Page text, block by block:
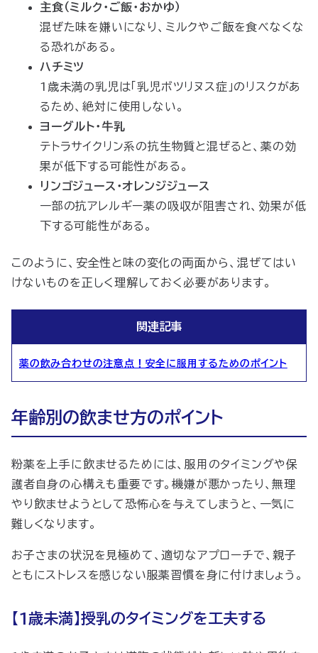
主食（ミルク・ご飯・おかゆ）
混ぜた味を嫌いになり、ミルクやご飯を食べなくな
る恐れがある。
ハチミツ
1歳未満の乳児は「乳児ボツリヌス症」のリスクがあ
るため、絶対に使用しない。
ヨーグルト・牛乳
テトラサイクリン系の抗生物質と混ぜると、薬の効
果が低下する可能性がある。
リンゴジュース・オレンジジュース
一部の抗アレルギー薬の吸収が阻害され、効果が低
下する可能性がある。
このように、安全性と味の変化の両面から、混ぜてはい
けないものを正しく理解しておく必要があります。
関連記事
薬の飲み合わせの注意点！安全に服用するためのポイント
年齢別の飲ませ方のポイント
粉薬を上手に飲ませるためには、服用のタイミングや保
護者自身の心構えも重要です。機嫌が悪かったり、無理
やり飲ませようとして恐怖心を与えてしまうと、一気に
難しくなります。
お子さまの状況を見極めて、適切なアプローチで、親子
ともにストレスを感じない服薬習慣を身に付けましょう。
【1歳未満】授乳のタイミングを工夫する